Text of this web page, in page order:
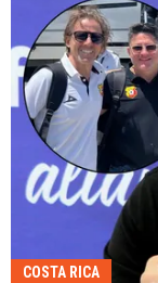
COSTA RICA